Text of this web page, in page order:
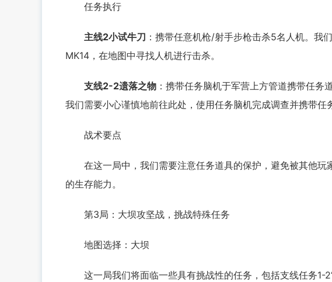
任务执行
主线2小试牛刀 ：携带任意机枪/射手步枪击杀5名人机。我
MK14，在地图中寻找人机进行击杀。
支线2-2遗落之物 ：携带任务脑机于军营上方管道携带任务
我们需要小心谨慎地前往此处，使用任务脑机完成调查并携带任
战术要点
在这一局中，我们需要注意任务道具的保护，避免被其他玩
的生存能力。
第3局：大坝攻坚战，挑战特殊任务
地图选择：大坝
这一局我们将面临一些具有挑战性的任务，包括支线任务1-